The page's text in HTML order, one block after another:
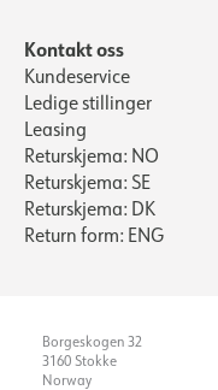
Kontakt oss
Kundeservice
Ledige stillinger
Leasing
Returskjema: NO
Returskjema: SE
Returskjema: DK
Return form: ENG
Borgeskogen 32
3160 Stokke
Norway